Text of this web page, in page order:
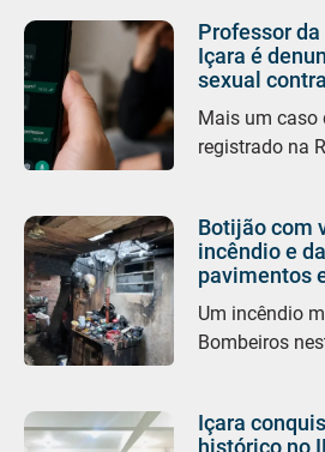
Professor
Içara é
sexual
Mais um caso
registrado na
Botijão com
incêndio e
pavimentos
Um incêndio
Bombeiros
Içara
histórico no